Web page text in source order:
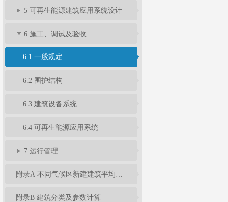
5 可再生能源建筑应用系统设计
6 施工、调试及验收
6.1 一般规定
6.2 围护结构
6.3 建筑设备系统
6.4 可再生能源应用系统
7 运行管理
附录B 建筑分类及参数计算